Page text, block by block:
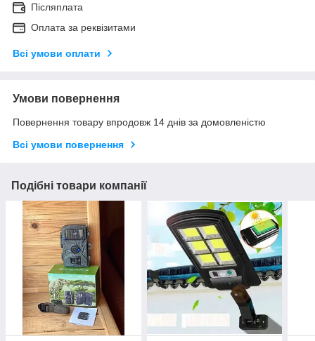
Післяплата
Оплата за реквізитами
Всі умови оплати
Умови повернення
Повернення товару впродовж 14 днів за домовленістю
Всі умови повернення
Подібні товари компанії